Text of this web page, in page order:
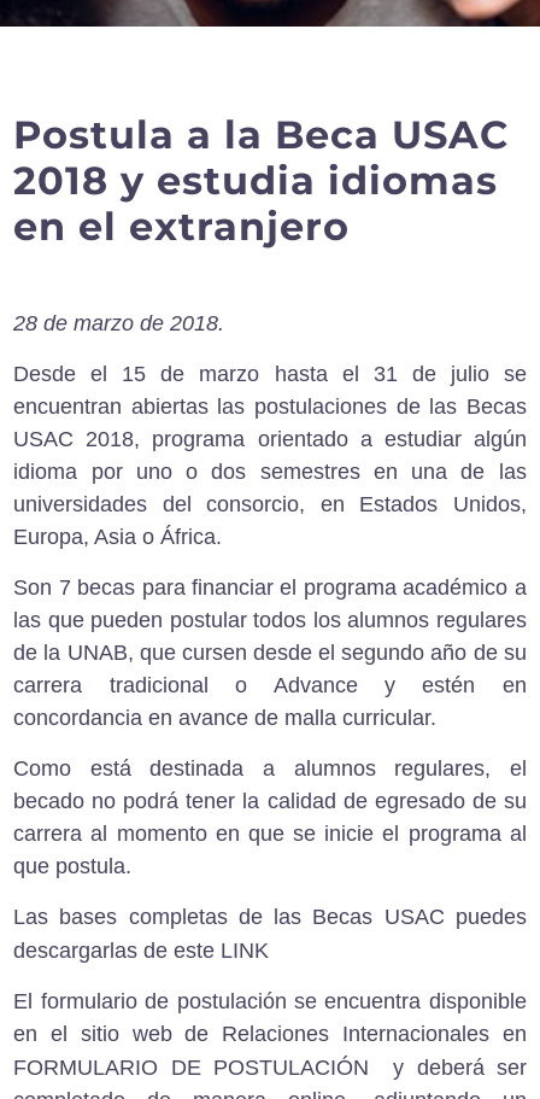
Postula a la Beca USAC
2018 y estudia idiomas
en el extranjero
28 de marzo de 2018.
Desde el 15 de marzo hasta el 31 de julio se
encuentran abiertas las postulaciones de las Becas
USAC 2018, programa orientado a estudiar algún
idioma por uno o dos semestres en una de las
universidades del consorcio, en Estados Unidos,
Europa, Asia o África.
Son 7 becas para financiar el programa académico a
las que pueden postular todos los alumnos regulares
de la UNAB, que cursen desde el segundo año de su
carrera tradicional o Advance y estén en
concordancia en avance de malla curricular.
Como está destinada a alumnos regulares, el
becado no podrá tener la calidad de egresado de su
carrera al momento en que se inicie el programa al
que postula.
Las bases completas de las Becas USAC puedes
descargarlas de este LINK
El formulario de postulación se encuentra disponible
en el sitio web de Relaciones Internacionales en
FORMULARIO DE POSTULACIÓN
y deberá ser